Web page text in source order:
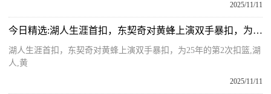
2025/11/11
今日精选:湖人生涯首扣，东契奇对黄蜂上演双手暴扣，为25年的第2次扣篮
湖人生涯首扣，东契奇对黄蜂上演双手暴扣，为25年的第2次扣篮,湖
人,黄
2025/11/11